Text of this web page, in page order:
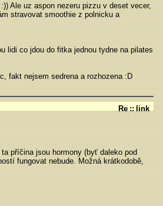
Ale uz aspon nezeru pizzu v deset vecer,
stravovat smoothie z polnicku a
lidi co jdou do fitka jednou tydne na pilates
fakt nejsem sedrena a rozhozena :D
Re :: link
příčina jsou hormony (byť daleko pod
fungovat nebude. Možná krátkodobě,